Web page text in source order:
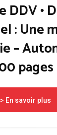
DDV •
: Une
–
pages
En savoir plus